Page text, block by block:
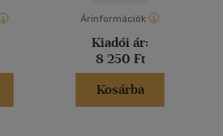
Árinformációk
Kiadói ár:
8 250 Ft
Kosárba